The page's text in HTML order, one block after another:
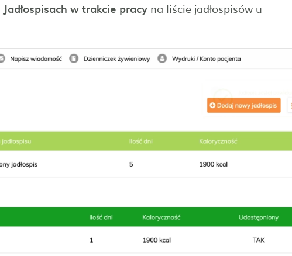
Jadłospisach w trakcie pracy na liście jadłospisów u